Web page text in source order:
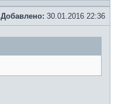
Добавлено: 30.01.2016 22:36